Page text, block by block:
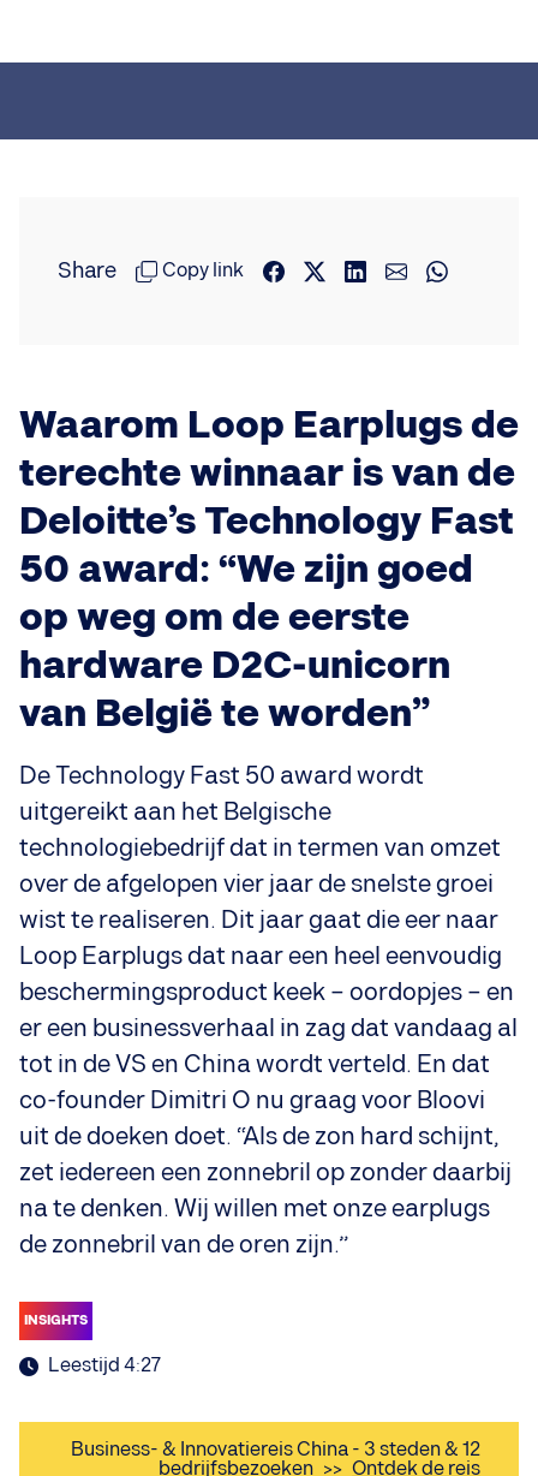
Share Copy link
Waarom Loop Earplugs de
terechte winnaar is van de
Deloitte’s Technology Fast
50 award: “We zijn goed
op weg om de eerste
hardware D2C-unicorn
van België te worden”
De Technology Fast 50 award wordt
uitgereikt aan het Belgische
technologiebedrijf dat in termen van omzet
over de afgelopen vier jaar de snelste groei
wist te realiseren. Dit jaar gaat die eer naar
Loop Earplugs dat naar een heel eenvoudig
beschermingsproduct keek – oordopjes – en
er een businessverhaal in zag dat vandaag al
tot in de VS en China wordt verteld. En dat
co-founder Dimitri O nu graag voor Bloovi
uit de doeken doet. “Als de zon hard schijnt,
zet iedereen een zonnebril op zonder daarbij
na te denken. Wij willen met onze earplugs
de zonnebril van de oren zijn.”
INSIGHTS
Leestijd 4:27
Business- & Innovatiereis China - 3 steden & 12
bedrijfsbezoeken >> Ontdek de reis